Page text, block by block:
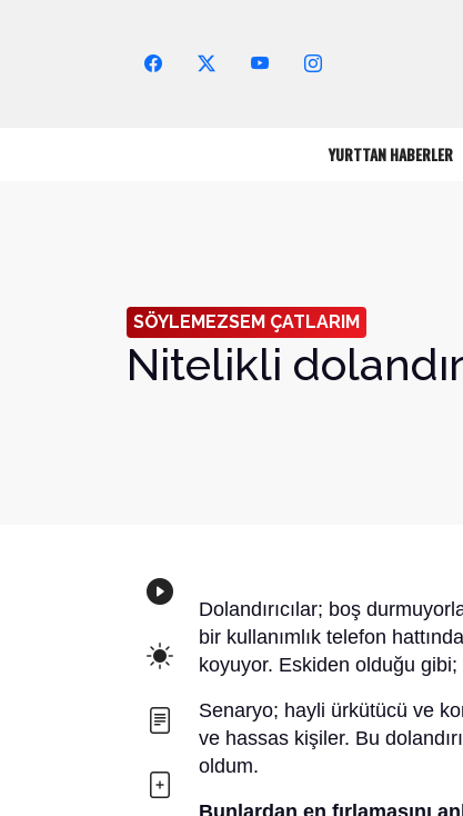
YURTTAN HABERLER
SÖYLEMEZSEM ÇATLARIM
Nitelikli
Dolandırıcılar; boş
bir kullanımlık telefon
koyuyor. Eskiden olduğu gibi;
Senaryo; hayli ürkütücü ve
ve hassas kişiler. Bu
oldum.
Arama Yap!